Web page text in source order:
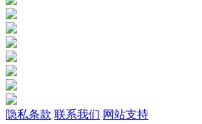
隐私条款 联系我们 网站支持